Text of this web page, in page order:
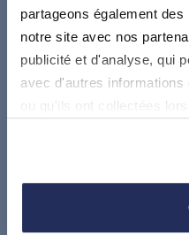
partageons également
notre site avec nos
publicité et d'analyse, qui
avec d'autres
ou qu'ils ont collectées
Où nous trouver